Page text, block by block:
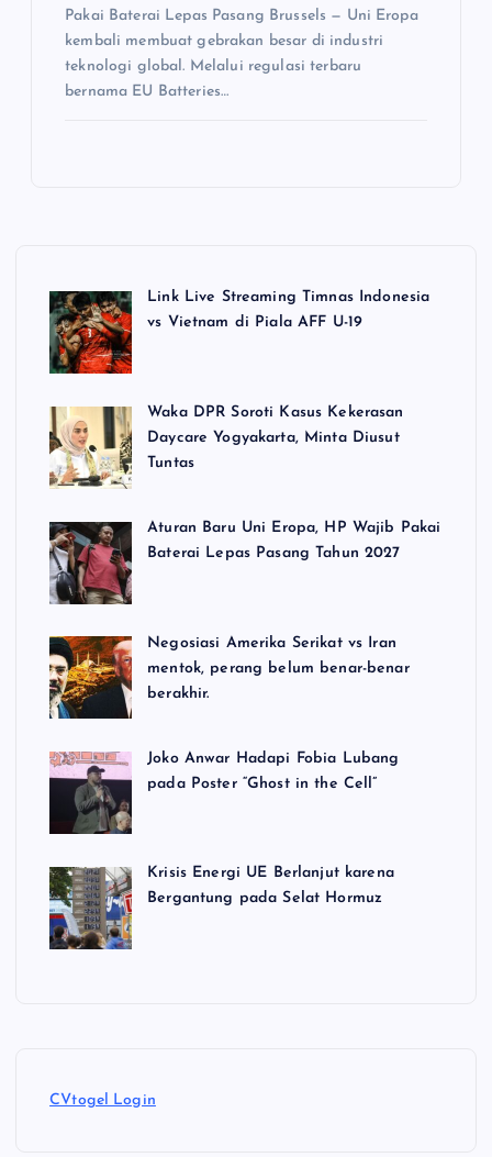
Pakai Baterai Lepas Pasang Brussels — Uni Eropa
kembali membuat gebrakan besar di industri
teknologi global. Melalui regulasi terbaru
bernama EU Batteries…
Link Live Streaming Timnas Indonesia
vs Vietnam di Piala AFF U-19
Waka DPR Soroti Kasus Kekerasan
Daycare Yogyakarta, Minta Diusut
Tuntas
Aturan Baru Uni Eropa, HP Wajib Pakai
Baterai Lepas Pasang Tahun 2027
Negosiasi Amerika Serikat vs Iran
mentok, perang belum benar-benar
berakhir.
Joko Anwar Hadapi Fobia Lubang
pada Poster “Ghost in the Cell”
Krisis Energi UE Berlanjut karena
Bergantung pada Selat Hormuz
CVtogel Login